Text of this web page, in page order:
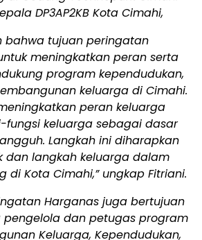
DP3AP2KB Kota Cimahi,
bahwa tujuan peringatan
meningkatkan peran serta
program kependudukan,
keluarga di Cimahi.
peran keluarga
keluarga sebagai dasar
Langkah ini diharapkan
dan langkah keluarga dalam
Kota Cimahi,” ungkap Fitriani.
Harganas juga bertujuan
pengelola dan petugas program
Keluarga, Kependudukan,